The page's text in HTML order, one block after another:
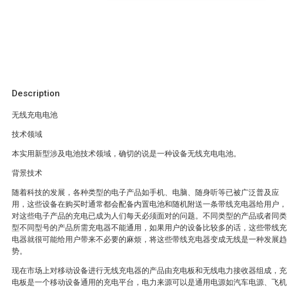
Description
无线充电电池
技术领域
本实用新型涉及电池技术领域，确切的说是一种设备无线充电电池。
背景技术
随着科技的发展，各种类型的电子产品如手机、电脑、随身听等已被广泛普及应
用，这些设备在购买时通常都会配备内置电池和随机附送一条带线充电器给用户，
对这些电子产品的充电已成为人们每天必须面对的问题。不同类型的产品或者同类
型不同型号的产品所需充电器不能通用，如果用户的设备比较多的话，这些带线充
电器就很可能给用户带来不必要的麻烦，将这些带线充电器变成无线是一种发展趋
势。
现在市场上对移动设备进行无线充电器的产品由充电板和无线电力接收器组成，充
电板是一个移动设备通用的充电平台，电力来源可以是通用电源如汽车电源、飞机